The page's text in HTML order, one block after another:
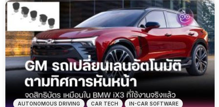
AUTONOMOUS DRIVING CAR TECH IN-CAR SOFTWARE